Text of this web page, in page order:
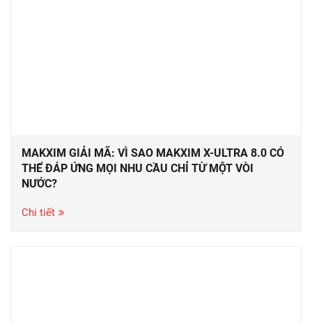
MAKXIM GIẢI MÃ: VÌ SAO MAKXIM X-ULTRA 8.0 CÓ
THỂ ĐÁP ỨNG MỌI NHU CẦU CHỈ TỪ MỘT VÒI
NƯỚC?
Chi tiết